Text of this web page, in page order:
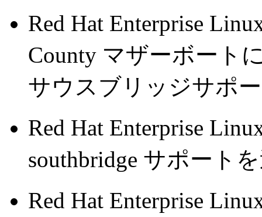
Red Hat Enterprise
County マザーボート
サウスブリッジサポ
Red Hat Enterprise
southbridge サポート
Red Hat Enterprise